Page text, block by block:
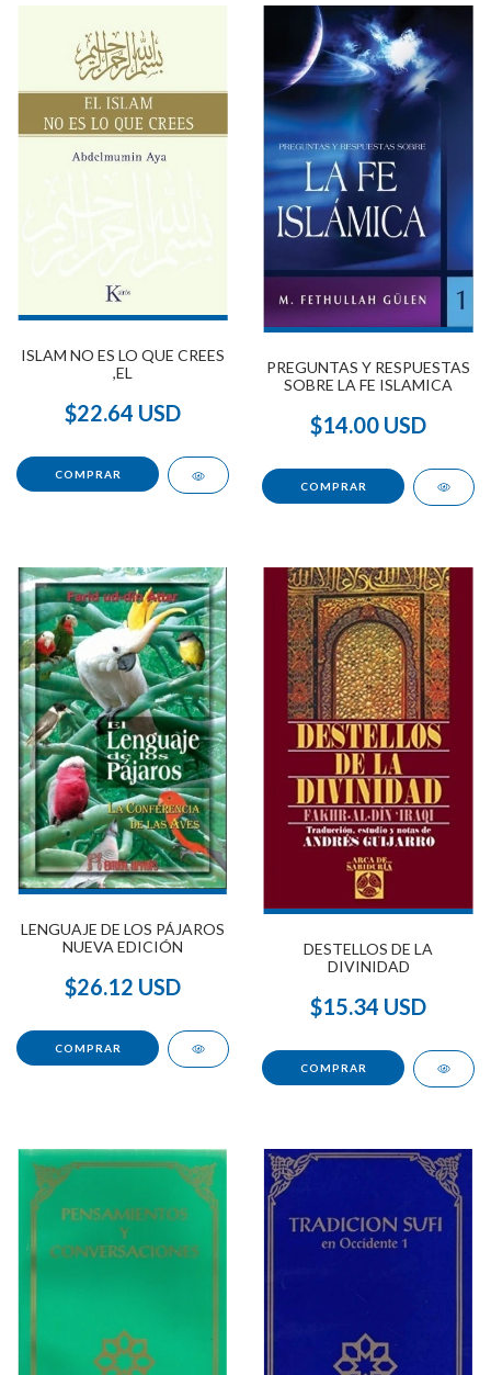
ISLAM NO ES LO QUE CREES
,EL
$22.64 USD
PREGUNTAS Y RESPUESTAS
SOBRE LA FE ISLAMICA
$14.00 USD
LENGUAJE DE LOS PÁJAROS
NUEVA EDICIÓN
$26.12 USD
DESTELLOS DE LA
DIVINIDAD
$15.34 USD